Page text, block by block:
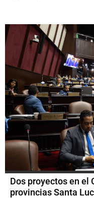
Dos proyectos en el
provincias Santa